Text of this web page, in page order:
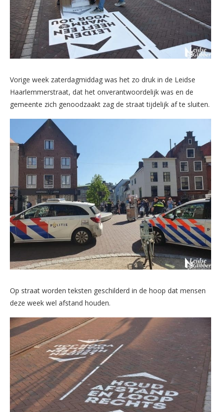
Vorige week zaterdagmiddag was het zo druk in de Leidse
Haarlemmerstraat, dat het onverantwoordelijk was en de
gemeente zich genoodzaakt zag de straat tijdelijk af te sluiten.
Op straat worden teksten geschilderd in de hoop dat mensen
deze week wel afstand houden.